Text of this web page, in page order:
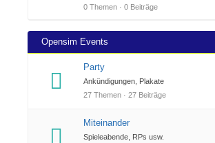
0 Themen · 0 Beiträge
Opensim Events
Party
Ankündigungen, Plakate
27 Themen · 27 Beiträge
Miteinander
Spieleabende, RPs usw.